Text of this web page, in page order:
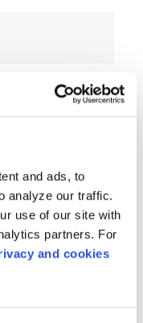
and ads, to
analyze our traffic.
use of our site with
partners. For
and cookies